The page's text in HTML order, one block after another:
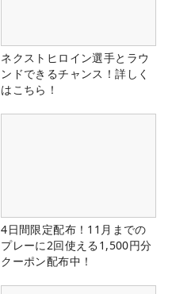
ネクストヒロイン選手とラウ
ンドできるチャンス！詳しく
はこちら！
4日間限定配布！11月までの
プレーに2回使える1,500円分
クーポン配布中！